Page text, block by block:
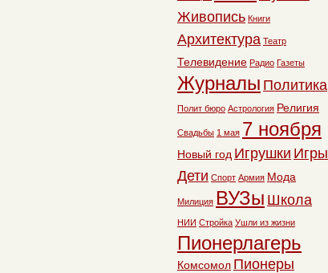
Живопись Книги
Архитектура Театр
Телевидение Радио Газеты
Журналы Политика
Полит бюро Астрология Религия
Свадьбы 1 мая 7 ноября
Новый год Игрушки Игры
Дети Спорт Армия Мода
Милиция ВУЗы Школа
НИИ Стройка Ушли из жизни
Пионерлагерь
Комсомол Пионеры